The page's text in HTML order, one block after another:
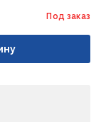
Под заказ